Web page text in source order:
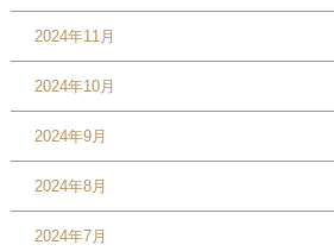
2024年11月
2024年10月
2024年9月
2024年8月
2024年7月